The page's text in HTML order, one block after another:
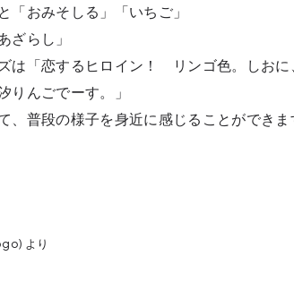
「おみそしる」「いちご」
ざらし」
は「恋するヒロイン！ リンゴ色。しおに
んごでーす。」
、普段の様子を身近に感じることができま
より